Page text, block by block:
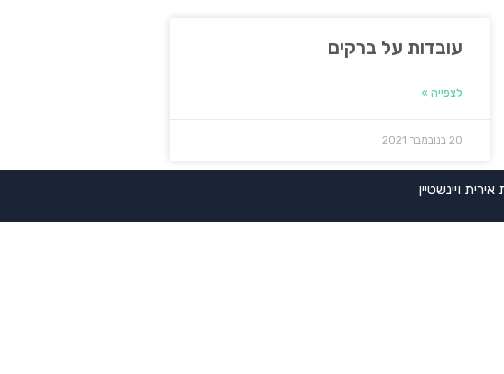
עובדות על ברקים
לצפייה »
20 בנובמבר 2021